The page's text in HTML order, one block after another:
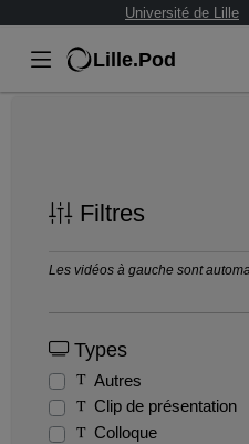
Université de Lille
Lille.Pod
Filtres
Les vidéos à gauche sont
Types
Autres
Clip de présentation
Colloque